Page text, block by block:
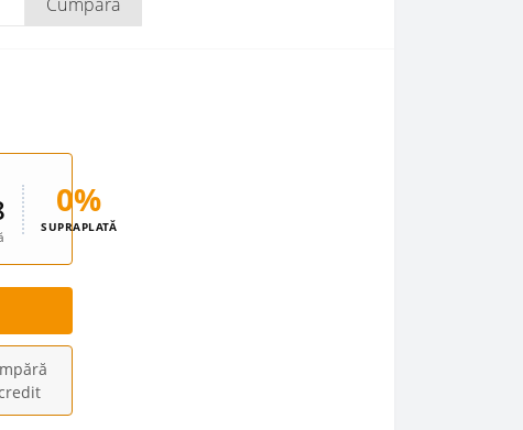
0%
SUPRAPLATĂ